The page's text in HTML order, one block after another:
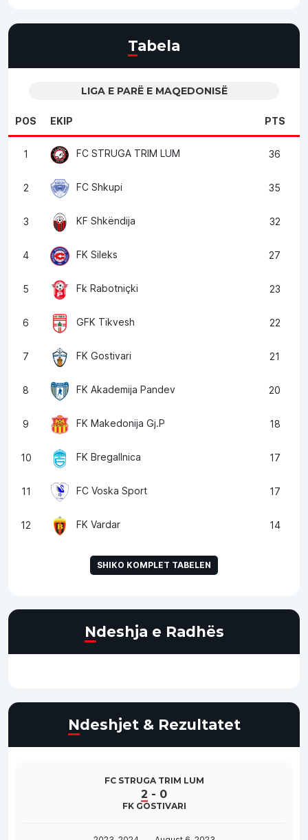
Tabela
LIGA E PARË E MAQEDONISË
POS EKIP PTS
1 FC STRUGA TRIM LUM 36
2 FC Shkupi 35
3 KF Shkëndija 32
4 FK Sileks 27
5 Fk Rabotniçki 23
6 GFK Tikvesh 22
7 FK Gostivari 21
8 FK Akademija Pandev 20
9 FK Makedonija Gj.P 18
10 FK Bregallnica 17
11 FC Voska Sport 17
12 FK Vardar 14
SHIKO KOMPLET TABELEN
Ndeshja e Radhës
Ndeshjet & Rezultatet
FC STRUGA TRIM LUM
2 - 0
FK GOSTIVARI